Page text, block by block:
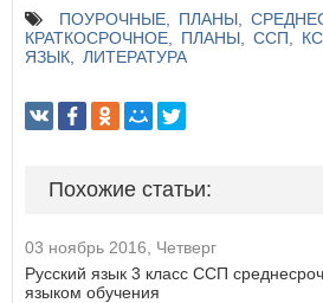
ПОУРОЧНЫЕ ПЛАНЫ
КРАТКОСРОЧНОЕ
ПЛАНЫ ССП
ЯЗЫК
ЛИТЕРАТУРА
Похожие статьи:
03 ноябрь 2016, Четверг
Русский язык 3 класс ССП
языком обучения